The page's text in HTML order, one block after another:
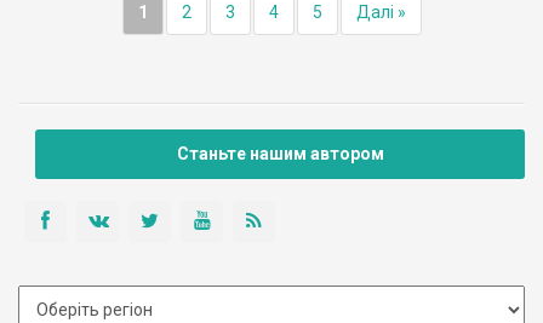
1 2 3 4 5 Далі »
Станьте нашим автором